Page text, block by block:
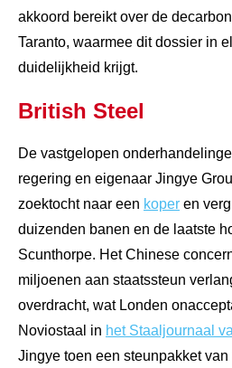
akkoord bereikt over de
Taranto, waarmee dit dossier in
duidelijkheid krijgt.
British Steel
De vastgelopen
regering en eigenaar Jingye
zoektocht naar een koper en
duizenden banen en de laatste
Scunthorpe. Het Chinese
miljoenen aan staatssteun
overdracht, wat Londen
Noviostaal in het Staaljournaal
Jingye toen een steunpakket